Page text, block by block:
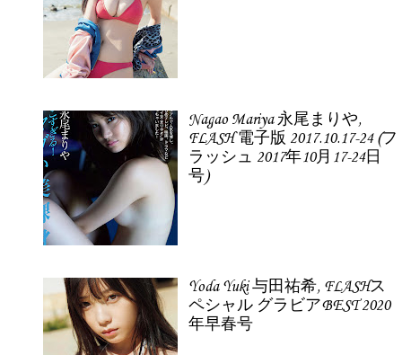
Nagao Mariya 永尾まりや,
FLASH 電子版 2017.10.17-24 (フ
ラッシュ 2017年10月17-24日
号)
Yoda Yuki 与田祐希, FLASHス
ペシャル グラビアBEST 2020
年早春号